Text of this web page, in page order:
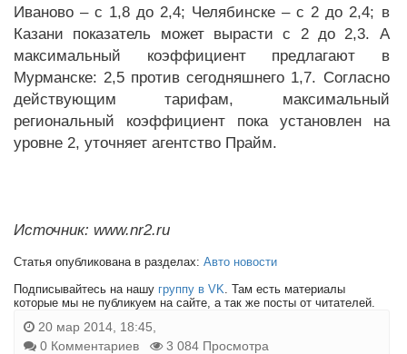
Иваново – с 1,8 до 2,4; Челябинске – с 2 до 2,4; в
Казани показатель может вырасти с 2 до 2,3. А
максимальный коэффициент предлагают в
Мурманске: 2,5 против сегодняшнего 1,7. Согласно
действующим тарифам, максимальный
региональный коэффициент пока установлен на
уровне 2, уточняет агентство Прайм.
Источник: www.nr2.ru
Статья опубликована в разделах: Авто новости
Подписывайтесь на нашу группу в VK. Там есть материалы
которые мы не публикуем на сайте, а так же посты от читателей.
20 мар 2014, 18:45,
0 Комментариев
3 084 Просмотра